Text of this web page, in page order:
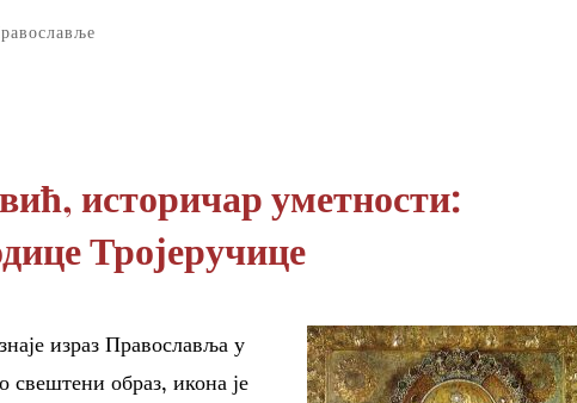
историчар уметности:
Тројеручице
израз Православља у
свештени образ, икона је